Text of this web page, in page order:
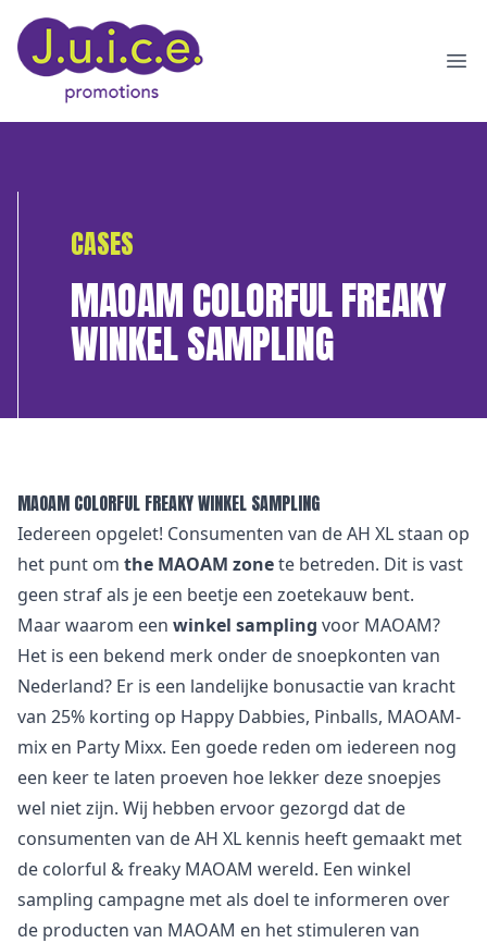
CASES
MAOAM COLORFUL FREAKY
WINKEL SAMPLING
MAOAM COLORFUL FREAKY WINKEL SAMPLING
Iedereen opgelet! Consumenten van de AH XL staan op
het punt om the MAOAM zonete betreden. Dit is vast
geen straf als je een beetje een zoetekauw bent.
Maar waarom een winkel sampling voor MAOAM?
Het is een bekend merk onder de snoepkonten van
Nederland? Er is een landelijke bonusactie van kracht
van 25% korting op Happy Dabbies, Pinballs, MAOAM-
mix en Party Mixx. Een goede reden om iedereen nog
een keer te laten proeven hoe lekker deze snoepjes
wel niet zijn. Wij hebben ervoor gezorgd dat de
consumenten van de AH XL kennis heeft gemaakt met
de colorful & freaky MAOAM wereld. Een winkel
sampling campagne met als doel te informeren over
de producten van MAOAM en het stimuleren van